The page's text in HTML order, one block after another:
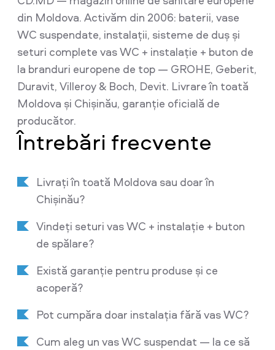
din Moldova. Activăm din 2006: baterii, vase
WC suspendate, instalații, sisteme de duș și
seturi complete vas WC + instalație + buton de
la branduri europene de top — GROHE, Geberit,
Duravit, Villeroy & Boch, Devit. Livrare în toată
Moldova și Chișinău, garanție oficială de
producător.
Întrebări frecvente
Livrați în toată Moldova sau doar în
Chișinău?
Vindeți seturi vas WC + instalație + buton
de spălare?
Există garanție pentru produse și ce
acoperă?
Pot cumpăra doar instalația fără vas WC?
Cum aleg un vas WC suspendat — la ce să